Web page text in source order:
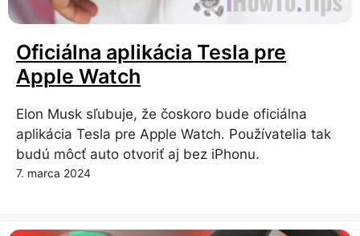
Oficiálna aplikácia Tesla pre
Apple Watch
Elon Musk sľubuje, že čoskoro bude oficiálna
aplikácia Tesla pre Apple Watch. Používatelia tak
budú môcť auto otvoriť aj bez iPhonu.
7. marca 2024